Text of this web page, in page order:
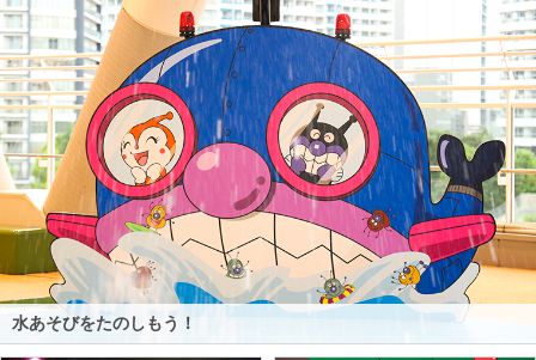
水あそびをたのしもう！